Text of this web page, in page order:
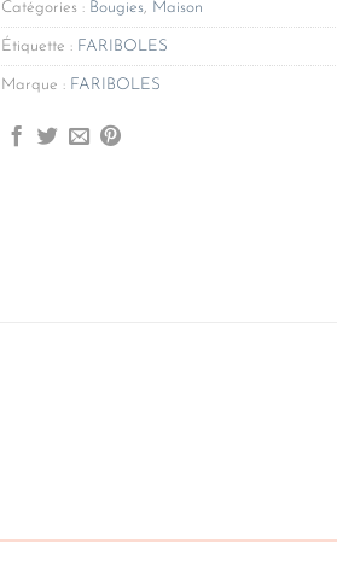
Catégories : Bougies, Maison
Étiquette : FARIBOLES
Marque : FARIBOLES